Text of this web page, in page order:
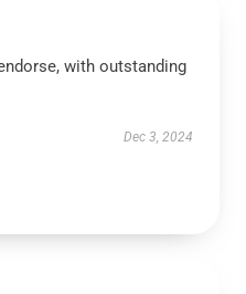
with outstanding
Dec 3, 2024